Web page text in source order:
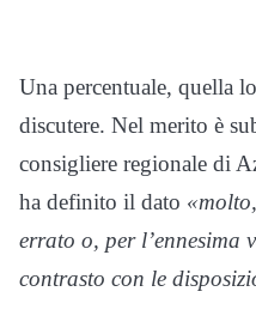
Una percentuale, quella
discutere. Nel merito è
consigliere regionale di
ha definito il dato
errato o, per l’ennesima
contrasto con le